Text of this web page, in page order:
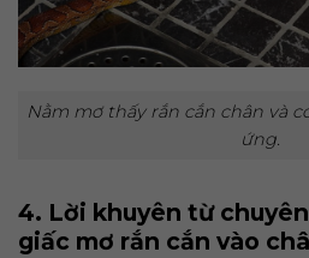
Nằm mơ thấy rắn cắn chân và
ứng.
4. Lời khuyên từ
giấc mơ rắn cắn vào